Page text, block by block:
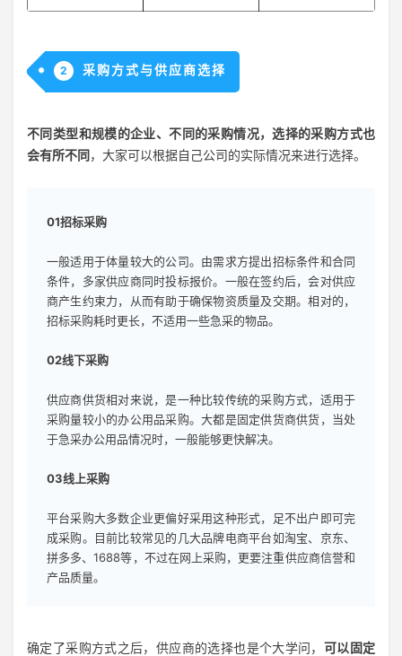
2 采购方式与供应商选择
不同类型和规模的企业、不同的采购情况，选择的采购方式也
会有所不同，大家可以根据自己公司的实际情况来进行选择。
01招标采购
一般适用于体量较大的公司。由需求方提出招标条件和合同
条件，多家供应商同时投标报价。一般在签约后，会对供应
商产生约束力，从而有助于确保物资质量及交期。相对的，
招标采购耗时更长，不适用一些急采的物品。
02线下采购
供应商供货相对来说，是一种比较传统的采购方式，适用于
采购量较小的办公用品采购。大都是固定供货商供货，当处
于急采办公用品情况时，一般能够更快解决。
03线上采购
平台采购大多数企业更偏好采用这种形式，足不出户即可完
成采购。目前比较常见的几大品牌电商平台如淘宝、京东、
拼多多、1688等，不过在网上采购，更要注重供应商信誉和
产品质量。
确定了采购方式之后，供应商的选择也是个大学问， 可以固定